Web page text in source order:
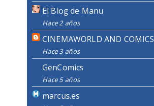
El Blog de Manu
Hace 2 años
CINEMAWORLD AND COMICS
Hace 3 años
GenComics
Hace 5 años
marcus.es